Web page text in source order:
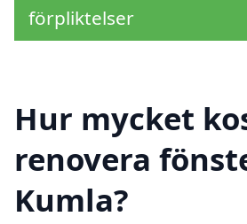
förpliktelser
Hur mycket
renovera
Kumla?